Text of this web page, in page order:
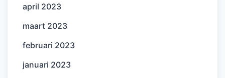
april 2023
maart 2023
februari 2023
januari 2023